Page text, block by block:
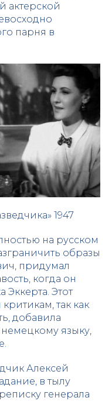
актерской
парня в
1947
на русском
образы
придумал
когда он
Эккерта. Этот
так как
добавила
языку,
Алексей
в тылу
генерала